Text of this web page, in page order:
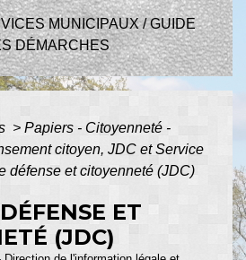
MUNICIPAUX/GUIDE
DÉMARCHES
> Papiers - Citoyenneté -
citoyen, JDC et Service
défense et citoyenneté (JDC)
ET
(JDC)